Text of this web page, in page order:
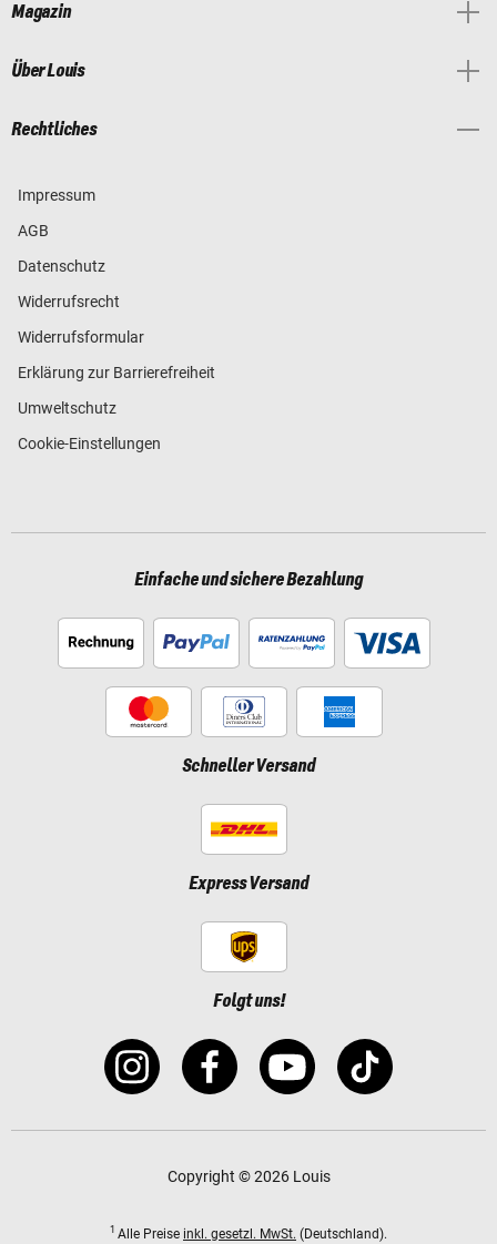
Magazin
Über Louis
Rechtliches
Impressum
AGB
Datenschutz
Widerrufsrecht
Widerrufsformular
Erklärung zur Barrierefreiheit
Umweltschutz
Cookie-Einstellungen
Einfache und sichere Bezahlung
Schneller Versand
Express Versand
Folgt uns!
Copyright © 2026 Louis
1 Alle Preise inkl. gesetzl. MwSt. (Deutschland).